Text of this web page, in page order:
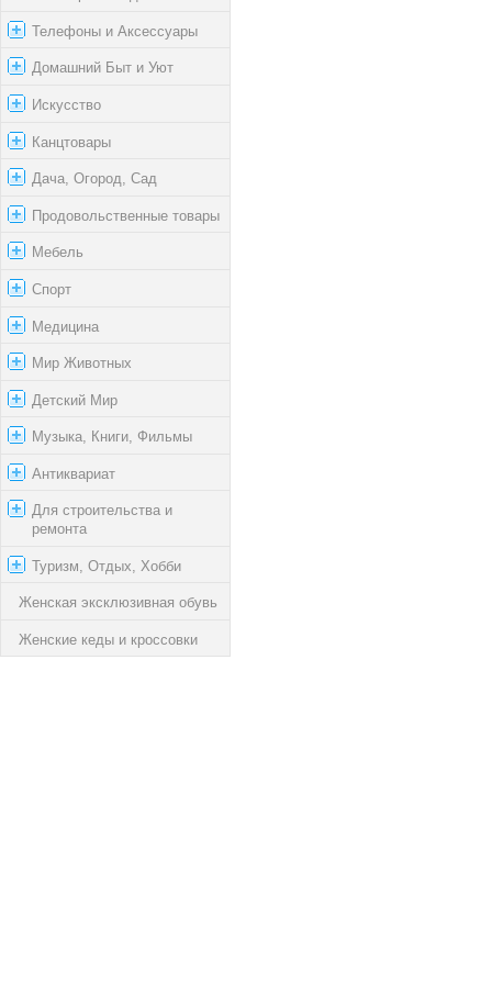
Телефоны и Аксессуары
Домашний Быт и Уют
Искусство
Канцтовары
Дача, Огород, Сад
Продовольственные товары
Мебель
Спорт
Медицина
Мир Животных
Детский Мир
Музыка, Книги, Фильмы
Антиквариат
Для строительства и
ремонта
Туризм, Отдых, Хобби
Женская эксклюзивная обувь
Женские кеды и кроссовки